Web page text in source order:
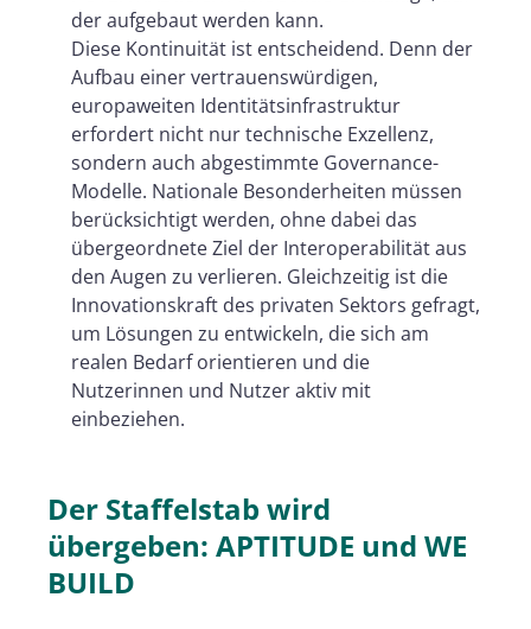
der aufgebaut werden kann.
Diese Kontinuität ist entscheidend. Denn der
Aufbau einer vertrauenswürdigen,
europaweiten Identitätsinfrastruktur
erfordert nicht nur technische Exzellenz,
sondern auch abgestimmte Governance-
Modelle. Nationale Besonderheiten müssen
berücksichtigt werden, ohne dabei das
übergeordnete Ziel der Interoperabilität aus
den Augen zu verlieren. Gleichzeitig ist die
Innovationskraft des privaten Sektors gefragt,
um Lösungen zu entwickeln, die sich am
realen Bedarf orientieren und die
Nutzerinnen und Nutzer aktiv mit
einbeziehen.
Der Staffelstab wird
übergeben: APTITUDE und WE
BUILD